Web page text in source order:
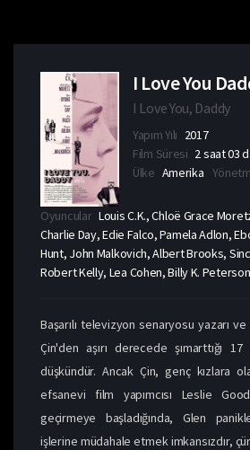
I Love You
I Love You, Daddy
Yapım Yılı 2017
Film Süresi 2 saat 03
Ülke Amerika
Oyuncular Louis C.K., Chloë Grace
Charlie Day, Edie Falco, Pamela Adlon,
Hunt, John Malkovich, Albert Brooks,
Robert Kelly, Lea Cohen, Billy K.
Başarılı televizyon senaryosu yazarı ve
Çin'den aşırı derecede şımarttığı 17
düşkündür. Ancak Çin, genç kızlara
efsanevi film yapımcısı Leslie
geçirmeye başladığında, Glen
işlerine müdahale etmek imkansızdır,